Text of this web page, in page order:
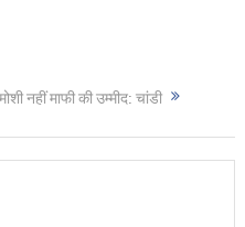
नहीं माफी की उम्मीद: चांडी